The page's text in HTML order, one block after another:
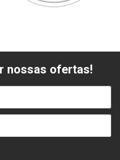
nossas ofertas!